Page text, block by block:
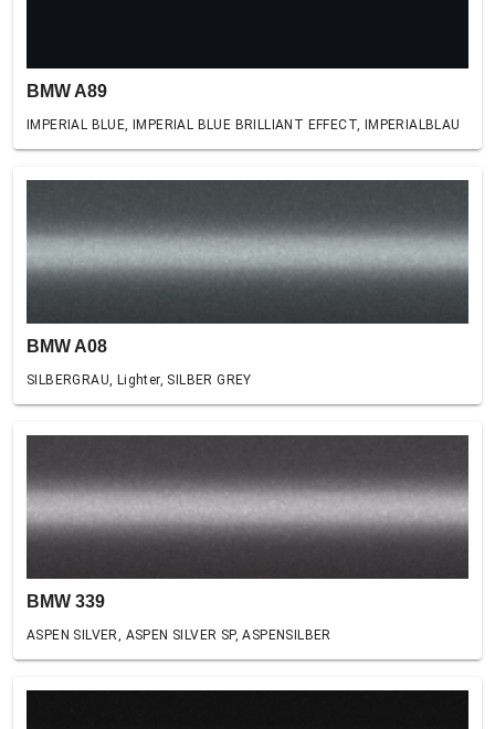
BMW A89
IMPERIAL BLUE, IMPERIAL BLUE BRILLIANT EFFECT, IMPERIALBLAU
BMW A08
SILBERGRAU, Lighter, SILBER GREY
BMW 339
ASPEN SILVER, ASPEN SILVER SP, ASPENSILBER